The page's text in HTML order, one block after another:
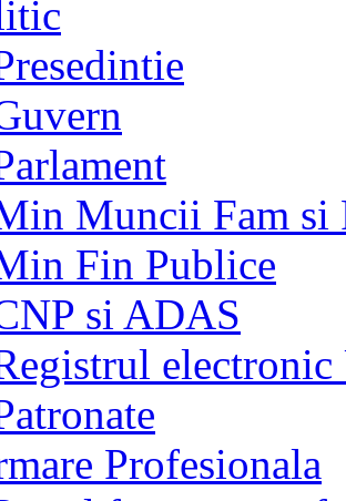
Muncii Fam si
Fin Publice
si ADAS
electronic
Profesionala